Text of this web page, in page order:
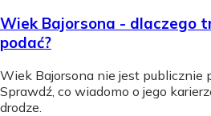
Wiek Bajorsona - dlaczego
podać?
Wiek Bajorsona nie jest publicznie
Sprawdź, co wiadomo o jego
drodze.